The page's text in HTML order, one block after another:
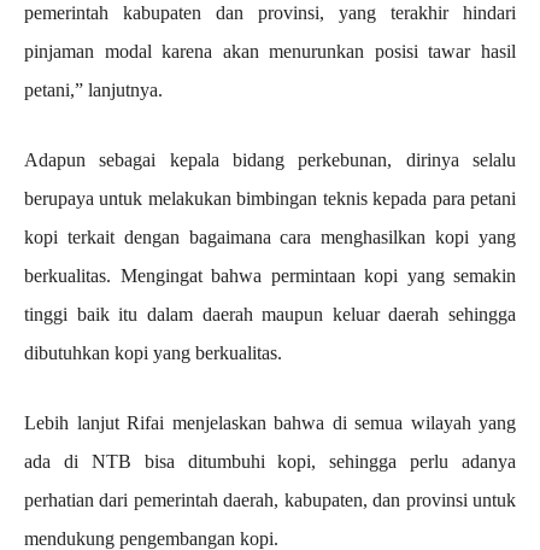
pemerintah kabupaten dan provinsi, yang terakhir hindari
pinjaman modal karena akan menurunkan posisi tawar hasil
petani,” lanjutnya.
Adapun sebagai kepala bidang perkebunan, dirinya selalu
berupaya untuk melakukan bimbingan teknis kepada para petani
kopi terkait dengan bagaimana cara menghasilkan kopi yang
berkualitas. Mengingat bahwa permintaan kopi yang semakin
tinggi baik itu dalam daerah maupun keluar daerah sehingga
dibutuhkan kopi yang berkualitas.
Lebih lanjut Rifai menjelaskan bahwa di semua wilayah yang
ada di NTB bisa ditumbuhi kopi, sehingga perlu adanya
perhatian dari pemerintah daerah, kabupaten, dan provinsi untuk
mendukung pengembangan kopi.